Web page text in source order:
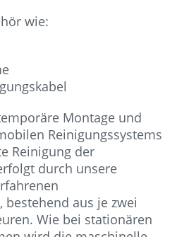
wie:
Montage und
Reinigungssystems
Reinigung der
durch unsere
bestehend aus je zwei
Wie bei stationären